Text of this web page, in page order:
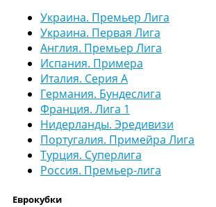
Украина. Премьер Лига
Украина. Первая Лига
Англия. Премьер Лига
Испания. Примера
Италия. Серия А
Германия. Бундеслига
Франция. Лига 1
Нидерланды. Эредивизи
Португалия. Примейра Лига
Турция. Суперлига
Россия. Премьер-лига
Еврокубки